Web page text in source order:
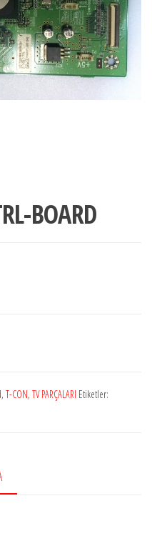
BOARD
, T-CON, TV PARÇALARI Etiketler: